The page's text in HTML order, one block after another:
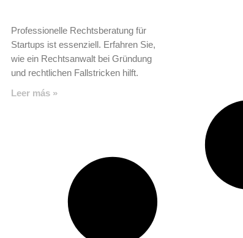
Professionelle Rechtsberatung für
Startups ist essenziell. Erfahren Sie,
wie ein Rechtsanwalt bei Gründung
und rechtlichen Fallstricken hilft.
Leer más »